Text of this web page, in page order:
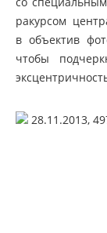
ракурсом
в объектив
чтобы
28.11.2013,